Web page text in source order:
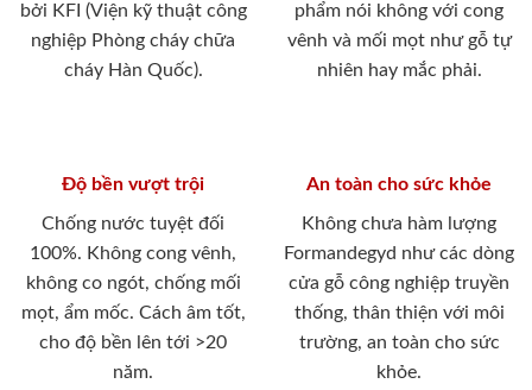
bởi KFI (Viện kỹ thuật công
nghiệp Phòng cháy chữa
cháy Hàn Quốc).
phẩm nói không với cong
vênh và mối mọt như gỗ tự
nhiên hay mắc phải.
Độ bền vượt trội
Chống nước tuyệt đối
100%. Không cong vênh,
không co ngót, chống mối
mọt, ẩm mốc. Cách âm tốt,
cho độ bền lên tới >20
năm.
An toàn cho sức khỏe
Không chưa hàm lượng
Formandegyd như các dòng
cửa gỗ công nghiệp truyền
thống, thân thiện với môi
trường, an toàn cho sức
khỏe.